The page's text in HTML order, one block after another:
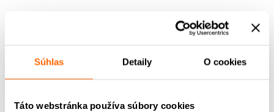
Súhlas Detaily O cookies
Táto webstránka používa súbory cookies
<
POST BELLUM SK